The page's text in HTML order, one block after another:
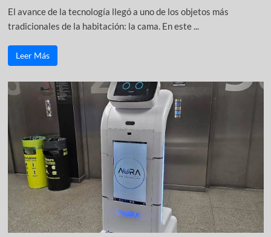
El avance de la tecnología llegó a uno de los objetos más
tradicionales de la habitación: la cama. En este ...
Leer Más